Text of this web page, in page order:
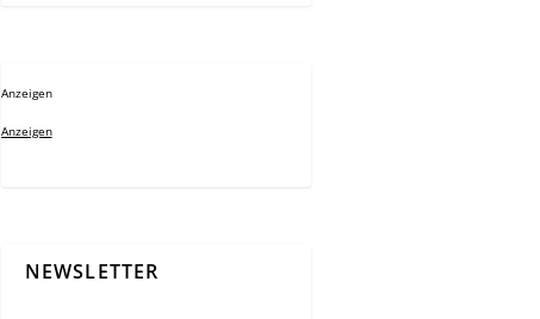
Anzeigen
Anzeigen
NEWSLETTER